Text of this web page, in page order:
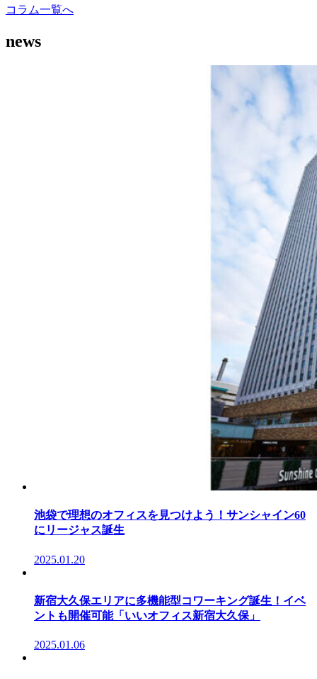
コラム一覧へ
news
池袋で理想のオフィスを見つけよう！サンシャイン60
にリージャス誕生
2025.01.20
新宿大久保エリアに多機能型コワーキング誕生！イベ
ントも開催可能「いいオフィス新宿大久保」
2025.01.06